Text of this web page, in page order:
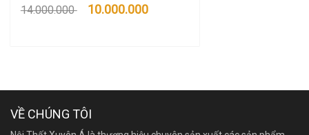
14.000.000 10.000.000
VỀ CHÚNG TÔI